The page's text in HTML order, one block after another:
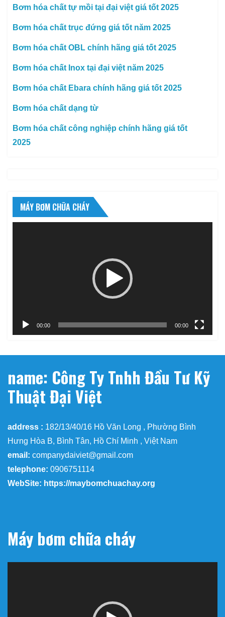
Bơm hóa chất tự mồi tại đại việt giá tốt 2025
Bơm hóa chất trục đứng giá tốt năm 2025
Bơm hóa chất OBL chính hãng giá tốt 2025
Bơm hóa chất Inox tại đại việt năm 2025
Bơm hóa chất Ebara chính hãng giá tốt 2025
Bơm hóa chất dạng từ
Bơm hóa chất công nghiệp chính hãng giá tốt
2025
MÁY BƠM CHỮA CHÁY
00:00 00:00
name: Công Ty Tnhh Đầu Tư Kỹ
Thuật Đại Việt
address : 182/13/40/16 Hồ Văn Long , Phường Bình
Hưng Hòa B, Bình Tân, Hồ Chí Minh , Việt Nam
email: companydaiviet@gmail.com
telephone: 0906751114
WebSite: https://maybomchuachay.org
Máy bơm chữa cháy